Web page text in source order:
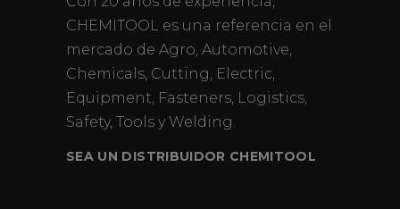
CHEMITOOL es una referencia en el
mercado de Agro, Automotive,
Chemicals, Cutting, Electric,
Equipment, Fasteners, Logistics,
Safety, Tools y Welding.
SEA UN DISTRIBUIDOR CHEMITOOL